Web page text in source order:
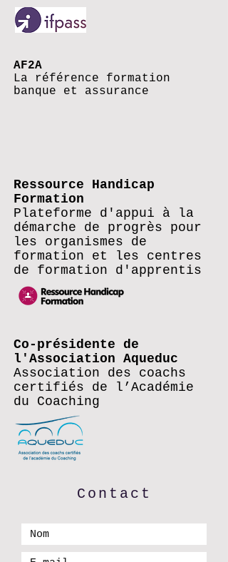
AF2A
La référence formation
banque et assurance
Ressource Handicap
Formation
Plateforme d'appui à la
démarche de progrès pour
les organismes de
formation et les centres
de formation d'apprentis
Co-présidente de
l'Association Aqueduc
Association des coachs
certifiés de l’Académie
du Coaching
Contact